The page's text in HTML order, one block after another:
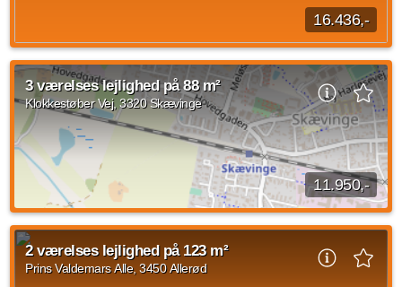
16.436,-
4 værelses lejlighed på Ved Store Dyrehave, Hillerød med et
areal på 119 m2 med indflytning den 1. oktober 2026. Den
månedlige husleje udgør 16.436...
Kilde: FindBolig.nu
4 vær. 119 m² 30. sep. 2026
3 værelses lejlighed på 88 m²
Klokkestøber Vej, 3320 Skævinge
11.950,-
3 værelses lejlighed beliggende Klokkestøber Vej, Skævinge
med en størrelse på 88 m2. Den månedlige husleje udgør
11.950 DKK og forbrug er på 1.200...
2 værelses lejlighed på 123 m²
Prins Valdemars Alle, 3450 Allerød